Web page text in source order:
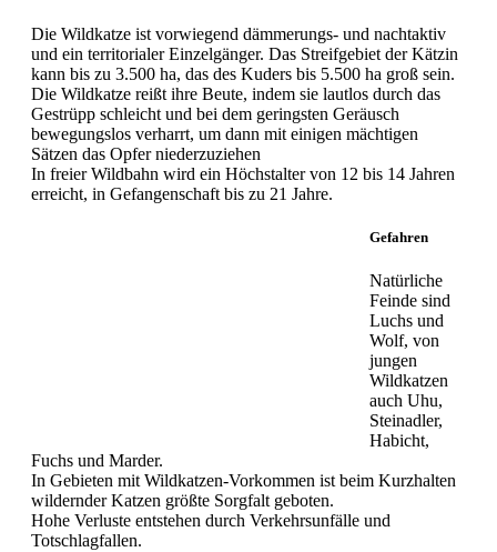
Die Wildkatze ist vorwiegend dämmerungs- und nachtaktiv
und ein territorialer Einzelgänger. Das Streifgebiet der Kätzin
kann bis zu 3.500 ha, das des Kuders bis 5.500 ha groß sein.
Die Wildkatze reißt ihre Beute, indem sie lautlos durch das
Gestrüpp schleicht und bei dem geringsten Geräusch
bewegungslos verharrt, um dann mit einigen mächtigen
Sätzen das Opfer niederzuziehen
In freier Wildbahn wird ein Höchstalter von 12 bis 14 Jahren
erreicht, in Gefangenschaft bis zu 21 Jahre.
Gefahren
Natürliche
Feinde sind
Luchs und
Wolf, von
jungen
Wildkatzen
auch Uhu,
Steinadler,
Habicht,
Fuchs und Marder.
In Gebieten mit Wildkatzen-Vorkommen ist beim Kurzhalten
wildernder Katzen größte Sorgfalt geboten.
Hohe Verluste entstehen durch Verkehrsunfälle und
Totschlagfallen.